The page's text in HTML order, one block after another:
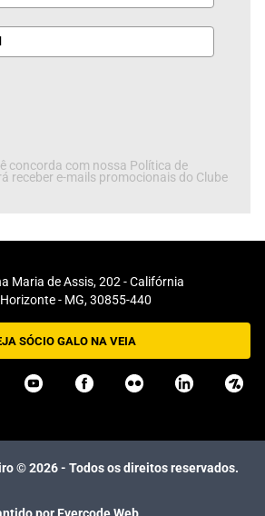
concorda com nossa Política de
receber e-mails promocionais do Clube
Maria de Assis, 202 - Califórnia
- MG, 30855-440
SÓCIO GALO NA VEIA
©2026- Todos os direitos reservados.